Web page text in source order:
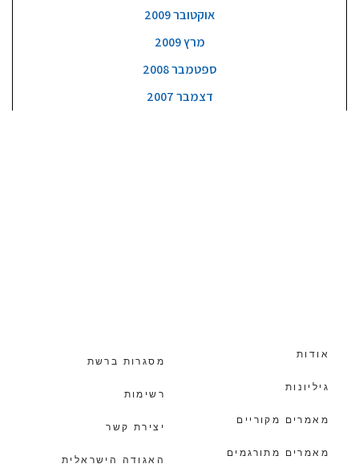
אוקטובר 2009
מרץ 2009
ספטמבר 2008
דצמבר 2007
אודות
גיליונות
מאמרים מקוריים
מאמרים מתורגמים
מסגרות ברשת
רשימות
יצירת קשר
האגודה הישראלית